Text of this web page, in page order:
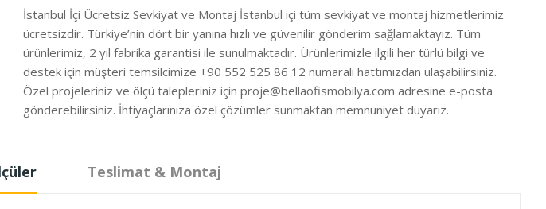
İstanbul İçi Ücretsiz Sevkiyat ve Montaj İstanbul içi tüm sevkiyat ve montaj hizmetlerimiz
ücretsizdir. Türkiye’nin dört bir yanına hızlı ve güvenilir gönderim sağlamaktayız. Tüm
ürünlerimiz, 2 yıl fabrika garantisi ile sunulmaktadır. Ürünlerimizle ilgili her türlü bilgi ve
destek için müşteri temsilcimize +90 552 525 86 12 numaralı hattımızdan ulaşabilirsiniz.
Özel projeleriniz ve ölçü talepleriniz için proje@bellaofismobilya.com adresine e-posta
gönderebilirsiniz. İhtiyaçlarınıza özel çözümler sunmaktan memnuniyet duyarız.
Teslimat & Montaj